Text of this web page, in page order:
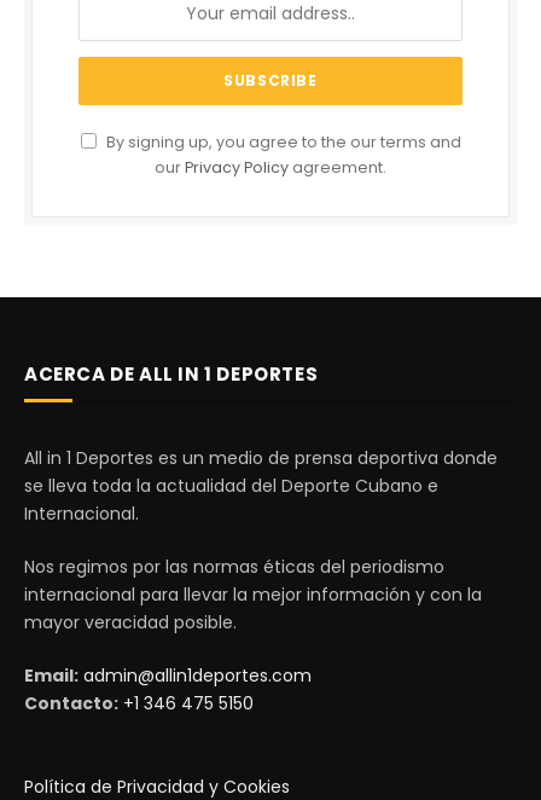
By signing up, you agree to the our terms and
ourPrivacy Policy agreement.
ACERCA DE ALL IN 1 DEPORTES
All in 1 Deportes es un medio de prensa deportiva donde
se lleva toda la actualidad del Deporte Cubano e
Internacional.
Nos regimos por las normas éticas del periodismo
internacional para llevar la mejor información y con la
mayor veracidad posible.
Email: admin@allin1deportes.com
Contacto: +1 346 475 5150
Política de Privacidad y Cookies